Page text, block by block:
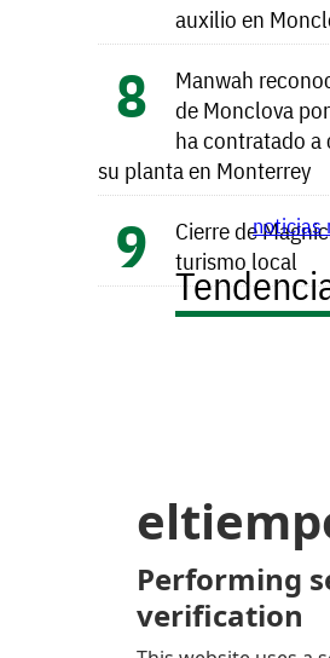
auxilio en
Manwah
de Monclova
ha contratado a
su planta en Monterrey
Cierre de
turismo local
noticias